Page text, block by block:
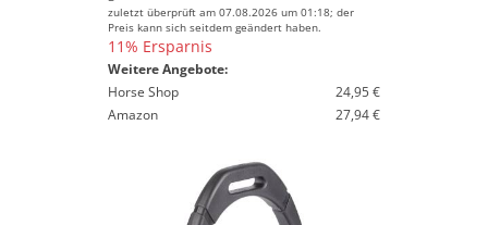
zuletzt überprüft am 07.08.2026 um 01:18; der
Preis kann sich seitdem geändert haben.
11% Ersparnis
Weitere Angebote:
Horse Shop
24,95 €
Amazon
27,94 €